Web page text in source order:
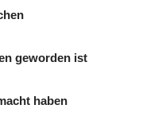
geworden ist
haben